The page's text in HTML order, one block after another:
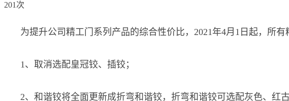
201次
为提升公司精工门系列产品的综合性价比，2021年4月1日起，所
1、取消选配皇冠铰、插铰；
2、和谐铰将全面更新成折弯和谐铰，折弯和谐铰可选配灰色、红古